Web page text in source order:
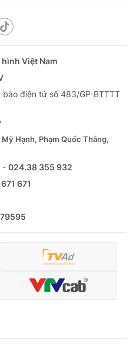
Việt Nam
điện tử số 483/GP-BTTTT
Hạnh, Phạm Quốc Thắng,
- 024.38 355 932
671